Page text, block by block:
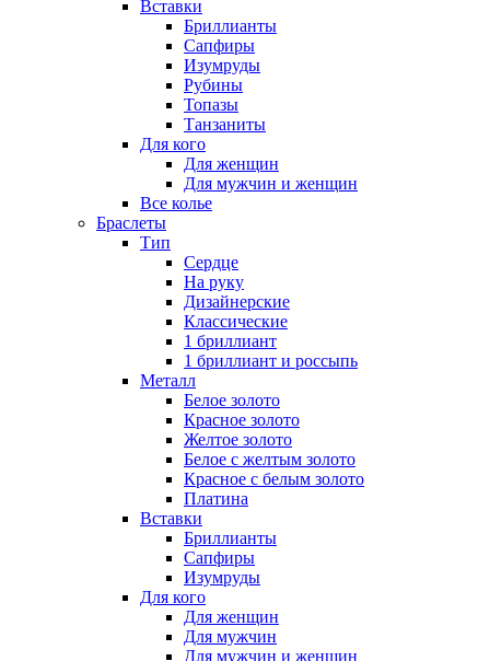
Вставки
Бриллианты
Сапфиры
Изумруды
Рубины
Топазы
Танзаниты
Для кого
Для женщин
Для мужчин и женщин
Все колье
Браслеты
Тип
Сердце
На руку
Дизайнерские
Классические
1 бриллиант
1 бриллиант и россыпь
Металл
Белое золото
Красное золото
Желтое золото
Белое с желтым золото
Красное с белым золото
Платина
Вставки
Бриллианты
Сапфиры
Изумруды
Для кого
Для женщин
Для мужчин
Для мужчин и женщин